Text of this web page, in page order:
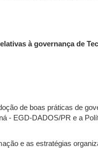
à governança de
de boas práticas de
- EGD-DADOS/PR e a
e as estratégias